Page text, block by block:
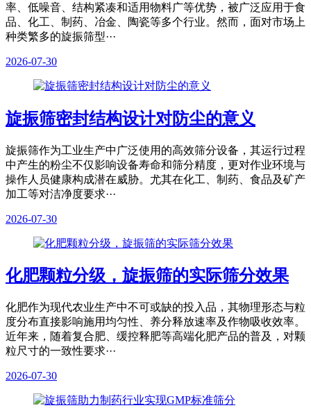
率、低噪音、结构紧凑和适用物料广等优势，被广泛应用于食
品、化工、制药、冶金、陶瓷等多个行业。然而，面对市场上
种类繁多的旋振筛型···
2026-07-30
旋振筛密封结构设计对防尘的意义
旋振筛作为工业生产中广泛使用的高效筛分设备，其运行过程
中产生的粉尘不仅影响设备寿命和筛分精度，更对作业环境与
操作人员健康构成潜在威胁。尤其在化工、制药、食品及矿产
加工等对洁净度要求···
2026-07-30
化肥颗粒分级，旋振筛的实际筛分效果
化肥作为现代农业生产中不可或缺的投入品，其物理形态与粒
度分布直接影响施用均匀性、养分释放速率及作物吸收效率。
近年来，随着复合肥、缓控释肥等高端化肥产品的普及，对颗
粒尺寸的一致性要求···
2026-07-30